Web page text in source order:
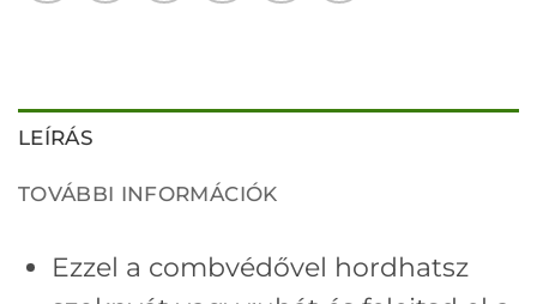
LEÍRÁS
TOVÁBBI INFORMÁCIÓK
Ezzel a combvédővel hordhatsz